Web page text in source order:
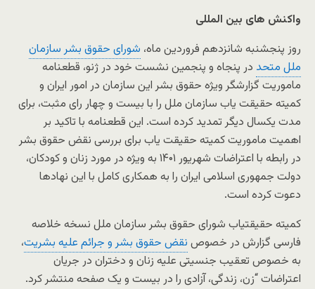
واکنش های بین المللی
روز پنجشنبه شانزدهم فروردین ماه، شورای حقوق بشر سازمان
ملل متحد در پنجاه و پنجمین نشست خود در ژنو، قطعنامه
ماموریت گزارشگر ویژه حقوق بشر این سازمان در امور ایران و
کمیته حقیقت یاب سازمان ملل را با بیست و چهار رای مثبت، برای
مدت یکسال دیگر تمدید کرده است. این قطعنامه با تاکید بر
اهمیت ماموریت کمیته حقیقت یاب برای بررسی نقض حقوق بشر
در رابطه با اعتراضات شهریور ۱۴۰۱ به ویژه در مورد زنان و کودکان،
دولت جمهوری اسلامی ایران را به همکاری کامل با این نهادها
دعوت کرده است.
کمیته حقیقتیاب شورای حقوق بشر سازمان ملل نسخه خلاصه
فارسی گزارش در خصوص نقض حقوق بشر و جرائم علیه بشریت،
به خصوص تعقیب جنسیتی علیه زنان و دختران در جریان
اعتراضات “زن، زندگی، آزادی را در بیست و یک صفحه منتشر کرد.